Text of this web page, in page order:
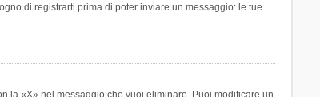
di registrarti prima di poter inviare un messaggio: le tue
la «X» nel messaggio che vuoi eliminare. Puoi modificare un